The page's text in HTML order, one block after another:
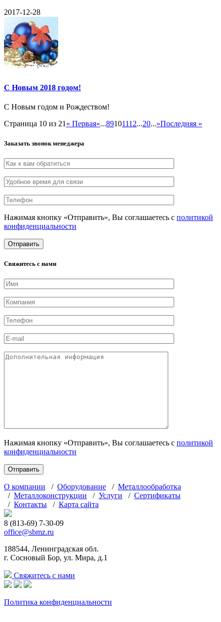
2017-12-28
С Новым 2018 годом!
С Новым годом и Рождеством!
Страница 10 из 21« Первая«...89101112...20...»Последняя »
Заказать звонок менеджера
Нажимая кнопку «Отправить», Вы соглашаетесь с политикой
конфиденциальности
Свяжитесь с нами
Нажимая кнопку «Отправить», Вы соглашаетесь с политикой
конфиденциальности
О компании / Оборудование / Металлообработка
/ Металлоконструкции / Услуги / Сертификаты
/ Контакты / Карта сайта
8 (813-69) 7-30-09
office@sbmz.ru
188544, Ленинградская обл.
г. Сосновый Бор, ул. Мира, д.1
Свяжитесь с нами
Политика конфиденциальности